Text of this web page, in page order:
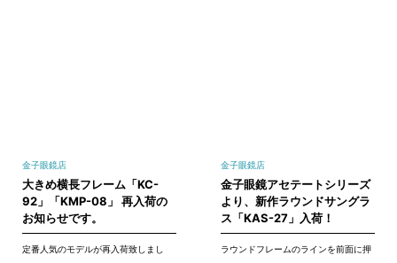
金子眼鏡店
大きめ横長フレーム「KC-
92」「KMP-08」 再入荷の
お知らせです。
定番人気のモデルが再入荷致しまし
金子眼鏡店
金子眼鏡アセテートシリーズ
より、新作ラウンドサングラ
ス「KAS-27」入荷！
ラウンドフレームのラインを前面に押